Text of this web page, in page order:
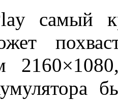
самый